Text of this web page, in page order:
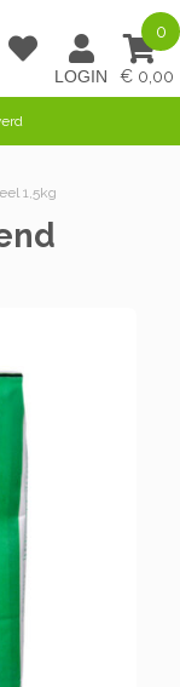
0,00
0
1,5kg